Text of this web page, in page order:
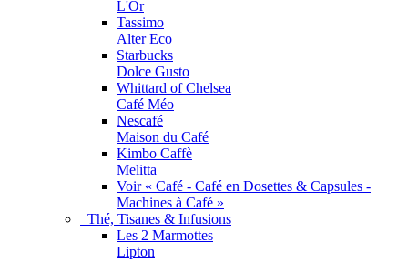
L'Or
Tassimo
Alter Eco
Starbucks
Dolce Gusto
Whittard of Chelsea
Café Méo
Nescafé
Maison du Café
Kimbo Caffè
Melitta
Voir « Café - Café en Dosettes & Capsules -
Machines à Café »
Thé, Tisanes & Infusions
Les 2 Marmottes
Lipton